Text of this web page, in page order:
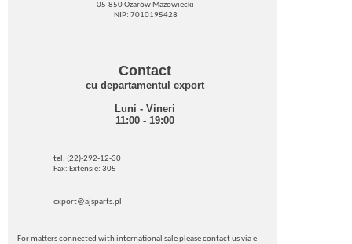
05-850 Ożarów Mazowiecki
NIP: 7010195428
Contact
cu departamentul export
Luni - Vineri
11:00 - 19:00
tel. (22)-292-12-30
Fax: Extensie: 305
export@ajsparts.pl
For matters connected with international sale please contact us via e-